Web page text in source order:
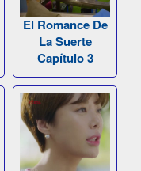
El Romance De
La Suerte
Capítulo 3